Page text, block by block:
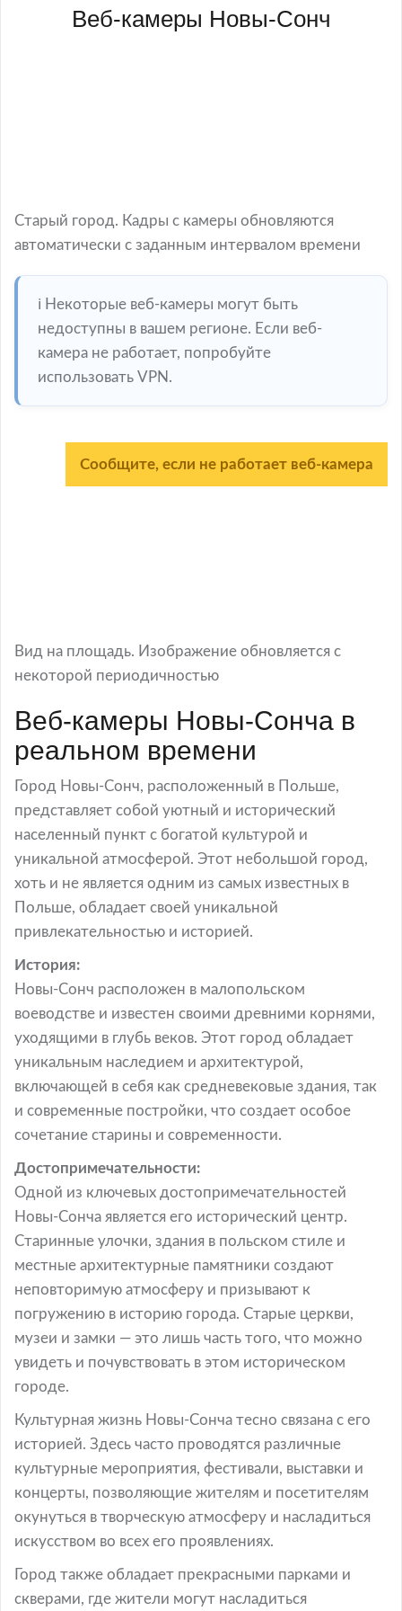
Веб-камеры Новы-Сонч
Старый город. Кадры с камеры обновляются
автоматически с заданным интервалом времени
ℹ️ Некоторые веб-камеры могут быть
недоступны в вашем регионе. Если веб-
камера не работает, попробуйте
использовать VPN.
Сообщите, если не работает веб-камера
Вид на площадь. Изображение обновляется с
некоторой периодичностью
Веб-камеры Новы-Сонча в
реальном времени
Город Новы-Сонч, расположенный в Польше,
представляет собой уютный и исторический
населенный пункт с богатой культурой и
уникальной атмосферой. Этот небольшой город,
хоть и не является одним из самых известных в
Польше, обладает своей уникальной
привлекательностью и историей.
История:
Новы-Сонч расположен в малопольском
воеводстве и известен своими древними корнями,
уходящими в глубь веков. Этот город обладает
уникальным наследием и архитектурой,
включающей в себя как средневековые здания, так
и современные постройки, что создает особое
сочетание старины и современности.
Достопримечательности:
Одной из ключевых достопримечательностей
Новы-Сонча является его исторический центр.
Старинные улочки, здания в польском стиле и
местные архитектурные памятники создают
неповторимую атмосферу и призывают к
погружению в историю города. Старые церкви,
музеи и замки — это лишь часть того, что можно
увидеть и почувствовать в этом историческом
городе.
Культурная жизнь Новы-Сонча тесно связана с его
историей. Здесь часто проводятся различные
культурные мероприятия, фестивали, выставки и
концерты, позволяющие жителям и посетителям
окунуться в творческую атмосферу и насладиться
искусством во всех его проявлениях.
Город также обладает прекрасными парками и
скверами, где жители могут насладиться